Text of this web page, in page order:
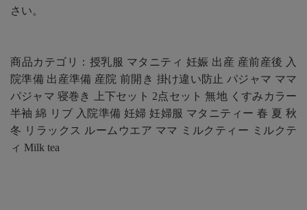
さい。
商品カテゴリ：授乳服 マタニティ 妊娠 出産 産前産後 入
院準備 出産準備 産院 前開き 掛け違い防止 パジャマ ママ
パジャマ 寝巻き 上下セット 2点セット 無地 くすみカラー
半袖 綿 リブ 入院準備 妊婦 妊婦服 マタニティー 春 夏 秋
冬 リラックス ルームウエア ママ ミルクティー ミルクテ
ィ Milk tea